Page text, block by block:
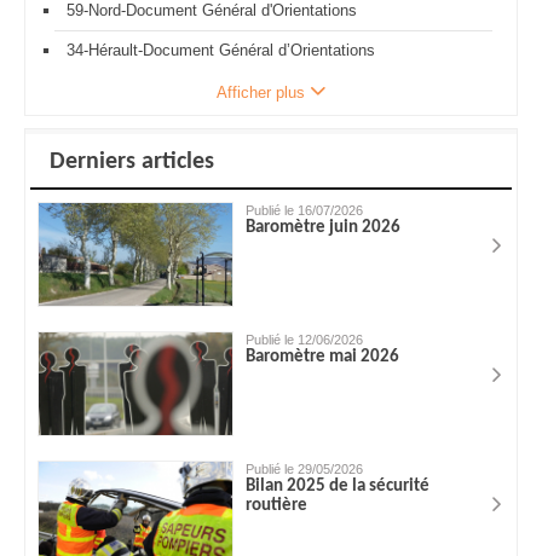
59-Nord-Document Général d'Orientations
34-Hérault-Document Général d’Orientations
Afficher plus
Derniers articles
Publié le 16/07/2026
Baromètre juin 2026
Publié le 12/06/2026
Baromètre mai 2026
Publié le 29/05/2026
Bilan 2025 de la sécurité
routière